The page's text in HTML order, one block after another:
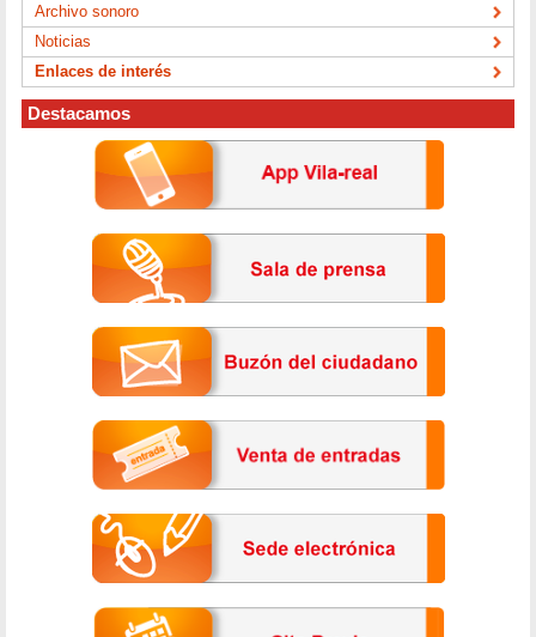
Archivo sonoro
Noticias
Enlaces de interés
Destacamos